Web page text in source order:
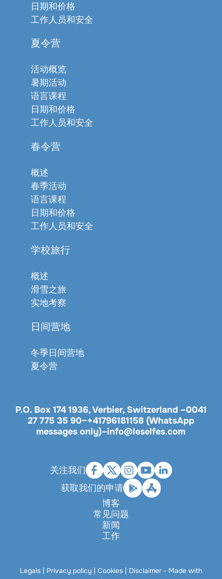
日期和价格
工作人员和安全
夏令营
活动概览
暑期活动
语言课程
日期和价格
工作人员和安全
春令营
概述
春季活动
语言课程
日期和价格
工作人员和安全
学校旅行
概述
滑雪之旅
实地考察
日间营地
冬季日间营地
夏令营
P.O. Box 174 1936, Verbier, Switzerland –0041
27 775 35 90–+41796181158 (WhatsApp
messages only)–info@leselfes.com
关注我们
获取我们的申请
博客
常见问题
新闻
工作
Legals| Privacy policy| Cookies| Disclaimer- Made with